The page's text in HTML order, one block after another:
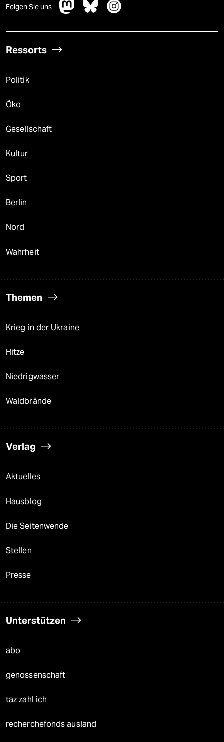
Folgen Sie uns
Ressorts
Politik
Öko
Gesellschaft
Kultur
Sport
Berlin
Nord
Wahrheit
Themen
Krieg in der Ukraine
Hitze
Niedrigwasser
Waldbrände
Verlag
Aktuelles
Hausblog
Die Seitenwende
Stellen
Presse
Unterstützen
abo
genossenschaft
taz zahl ich
recherchefonds ausland